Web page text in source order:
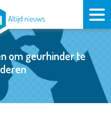
om geurhinder te